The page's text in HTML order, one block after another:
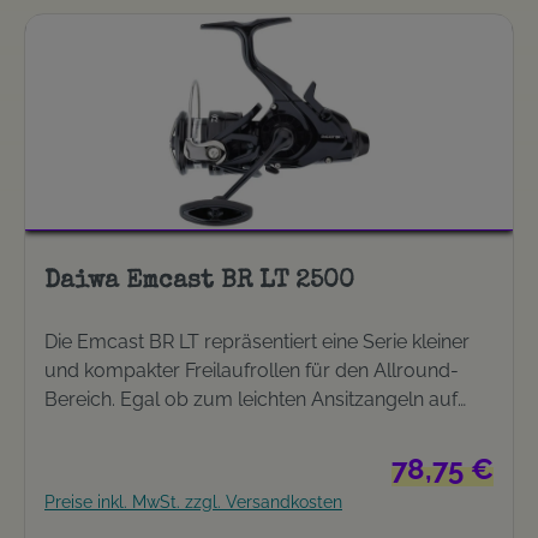
Bremskraft (LB): 15 Gewicht (G): 380 Gewicht (OZ):
13.4 Schnurfassung / Mono (MM-M): 0.35-130
Schnureinzug (CM): 72 Schnureinzug (INCH): 28
Anzahl Kugellager gesamt: 3/1
Daiwa Emcast BR LT 2500
Die Emcast BR LT repräsentiert eine Serie kleiner
und kompakter Freilaufrollen für den Allround-
Bereich. Egal ob zum leichten Ansitzangeln auf
mittelschweren Feedern - die Emcast BR LT Serie
Einsatzmöglichkeiten abgedeckt werden können.
Regulärer
78,75 €
Preise inkl. MwSt. zzgl. Versandkosten